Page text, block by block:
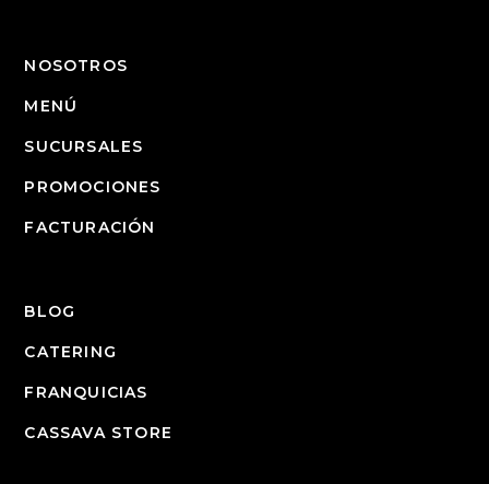
NOSOTROS
MENÚ
SUCURSALES
PROMOCIONES
FACTURACIÓN
BLOG
CATERING
FRANQUICIAS
CASSAVA STORE